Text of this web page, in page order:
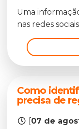
Uma
nas redes
Como
precisa de
07 de